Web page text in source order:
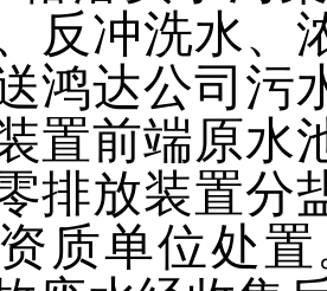
反冲洗水、
鸿达公司污
置前端原水
排放装置分
质单位处